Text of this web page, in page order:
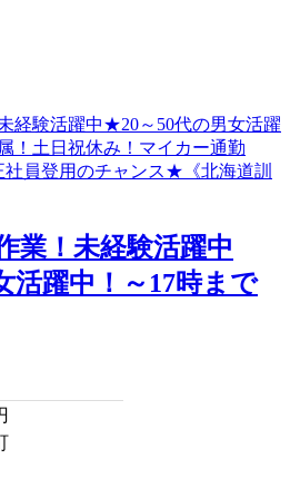
業！未経験活躍中
活躍中！～17時まで